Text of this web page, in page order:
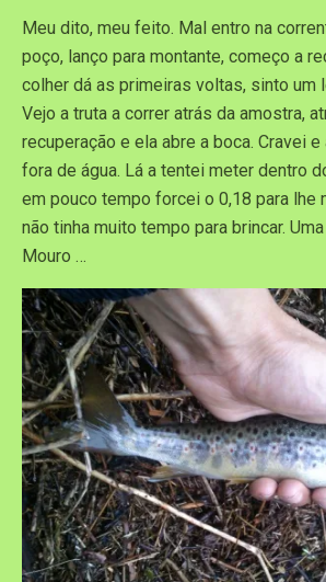
Meu dito, meu feito. Mal entro na
poço, lanço para montante, começo a
colher dá as primeiras voltas, sinto um
Vejo a truta a correr atrás da amostra,
recuperação e ela abre a boca. Cravei
fora de água. Lá a tentei meter dentro
em pouco tempo forcei o 0,18 para lhe
não tinha muito tempo para brincar.
Mouro …